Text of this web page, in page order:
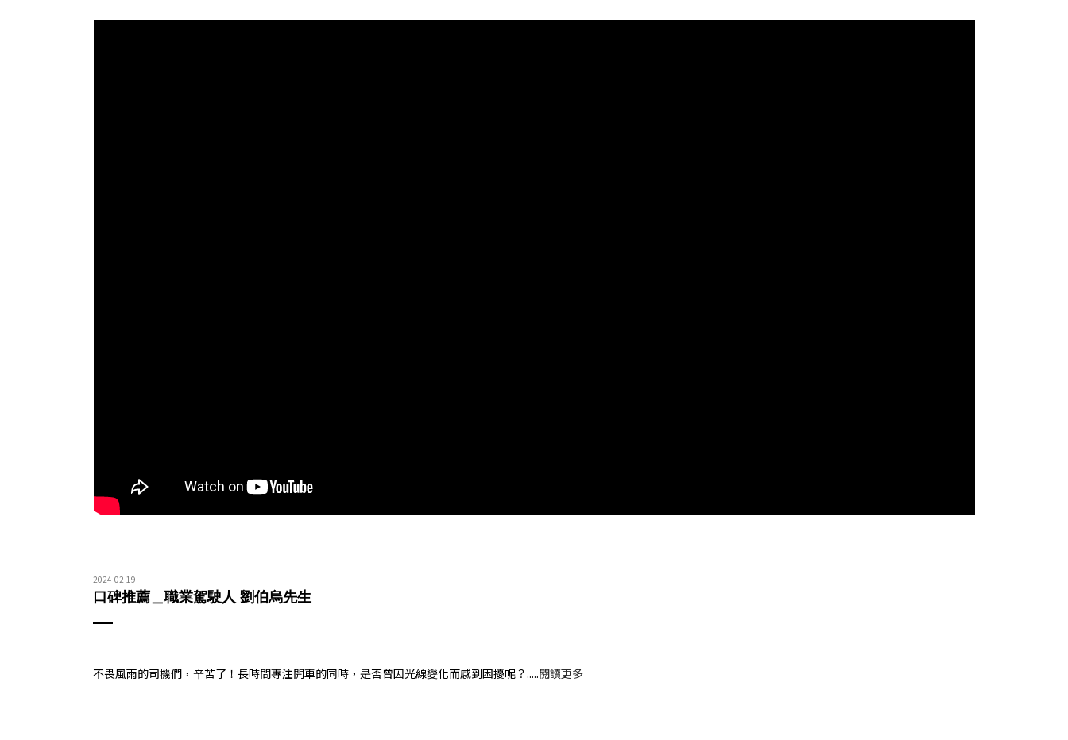
2024-02-19
口碑推薦＿職業駕駛人 劉伯烏先生
不畏風雨的司機們，辛苦了！長時間專注開車的同時，是否曾因光線變化而感到困擾呢？.....閱讀更多